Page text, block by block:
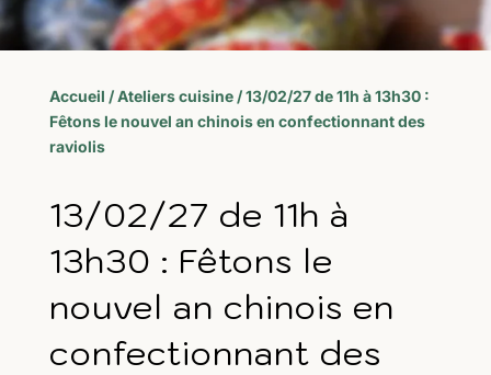
Accueil /Ateliers cuisine/ 13/02/27 de 11h à 13h30 :
Fêtons le nouvel an chinois en confectionnant des
raviolis
13/02/27 de 11h à
13h30 : Fêtons le
nouvel an chinois en
confectionnant des